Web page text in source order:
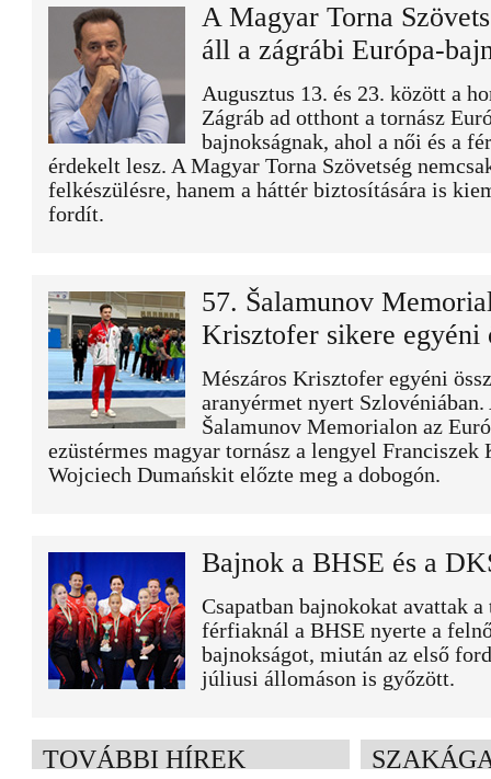
A Magyar Torna
áll a zágrábi Európa-
Augusztus 13. és 23. között a
Zágráb ad otthont a tornász
bajnokságnak, ahol a női és a
érdekelt lesz. A Magyar Torna Szövetség
felkészülésre, hanem a háttér biztosítására is
fordít.
57. Šalamunov
Krisztofer sikere egyéni
Mészáros Krisztofer egyéni
aranyérmet nyert Szlovéniában.
Šalamunov Memorialon az
ezüstérmes magyar tornász a lengyel Franciszek
Wojciech Dumańskit előzte meg a dobogón.
Bajnok a BHSE és a
Csapatban bajnokokat avattak
férfiaknál a BHSE nyerte a
bajnokságot, miután az első
júliusi állomáson is győzött.
TOVÁBBI HÍREK